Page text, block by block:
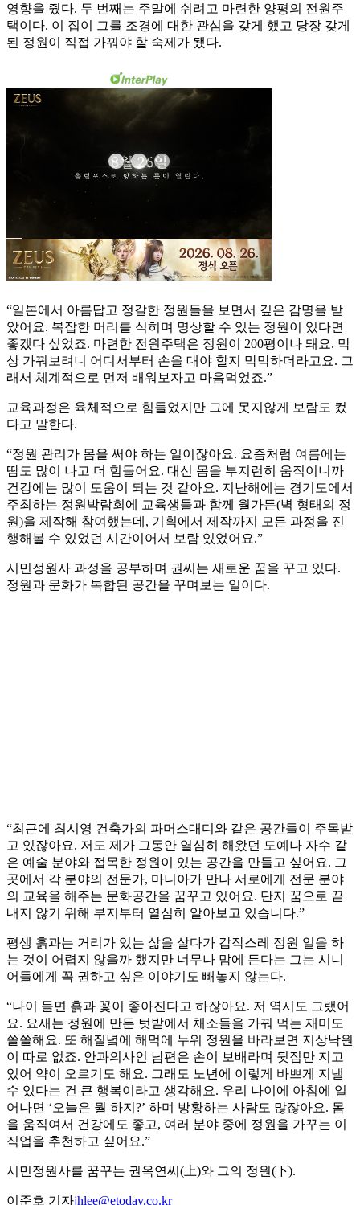
영향을 줬다. 두 번째는 주말에 쉬려고 마련한 양평의 전원주
택이다. 이 집이 그를 조경에 대한 관심을 갖게 했고 당장 갖게
된 정원이 직접 가꿔야 할 숙제가 됐다.
“일본에서 아름답고 정갈한 정원들을 보면서 깊은 감명을 받
았어요. 복잡한 머리를 식히며 명상할 수 있는 정원이 있다면
좋겠다 싶었죠. 마련한 전원주택은 정원이 200평이나 돼요. 막
상 가꿔보려니 어디서부터 손을 대야 할지 막막하더라고요. 그
래서 체계적으로 먼저 배워보자고 마음먹었죠.”
교육과정은 육체적으로 힘들었지만 그에 못지않게 보람도 컸
다고 말한다.
“정원 관리가 몸을 써야 하는 일이잖아요. 요즘처럼 여름에는
땀도 많이 나고 더 힘들어요. 대신 몸을 부지런히 움직이니까
건강에는 많이 도움이 되는 것 같아요. 지난해에는 경기도에서
주최하는 정원박람회에 교육생들과 함께 월가든(벽 형태의 정
원)을 제작해 참여했는데, 기획에서 제작까지 모든 과정을 진
행해볼 수 있었던 시간이어서 보람 있었어요.”
시민정원사 과정을 공부하며 권씨는 새로운 꿈을 꾸고 있다.
정원과 문화가 복합된 공간을 꾸며보는 일이다.
“최근에 최시영 건축가의 파머스대디와 같은 공간들이 주목받
고 있잖아요. 저도 제가 그동안 열심히 해왔던 도예나 자수 같
은 예술 분야와 접목한 정원이 있는 공간을 만들고 싶어요. 그
곳에서 각 분야의 전문가, 마니아가 만나 서로에게 전문 분야
의 교육을 해주는 문화공간을 꿈꾸고 있어요. 단지 꿈으로 끝
내지 않기 위해 부지부터 열심히 알아보고 있습니다.”
평생 흙과는 거리가 있는 삶을 살다가 갑작스레 정원 일을 하
는 것이 어렵지 않을까 했지만 너무나 맘에 든다는 그는 시니
어들에게 꼭 권하고 싶은 이야기도 빼놓지 않는다.
“나이 들면 흙과 꽃이 좋아진다고 하잖아요. 저 역시도 그랬어
요. 요새는 정원에 만든 텃밭에서 채소들을 가꿔 먹는 재미도
쏠쏠해요. 또 해질녘에 해먹에 누워 정원을 바라보면 지상낙원
이 따로 없죠. 안과의사인 남편은 손이 보배라며 뒷짐만 지고
있어 약이 오르기도 해요. 그래도 노년에 이렇게 바쁘게 지낼
수 있다는 건 큰 행복이라고 생각해요. 우리 나이에 아침에 일
어나면 ‘오늘은 뭘 하지?’ 하며 방황하는 사람도 많잖아요. 몸
을 움직여서 건강에도 좋고, 여러 분야 중에 정원을 가꾸는 이
직업을 추천하고 싶어요.”
시민정원사를 꿈꾸는 권옥연씨(上)와 그의 정원(下).
이준호 기자jhlee@etoday.co.kr